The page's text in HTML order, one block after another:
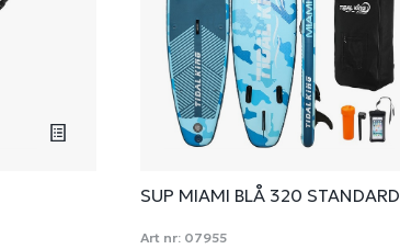
SUP MIAMI BLÅ 320 STANDARD
Art nr: 07955